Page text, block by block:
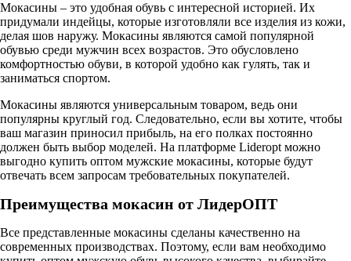
Мокасины – это удобная обувь с интересной историей. Их
придумали индейцы, которые изготовляли все изделия из кожи,
делая шов наружу. Мокасины являются самой популярной
обувью среди мужчин всех возрастов. Это обусловлено
комфортностью обуви, в которой удобно как гулять, так и
заниматься спортом.
Мокасины являются универсальным товаром, ведь они
популярны круглый год. Следовательно, если вы хотите, чтобы
ваш магазин приносил прибыль, на его полках постоянно
должен быть выбор моделей. На платформе Lideropt можно
выгодно купить оптом мужские мокасины, которые будут
отвечать всем запросам требовательных покупателей.
Преимущества мокасин от ЛидерОПТ
Все представленные мокасины сделаны качественно на
современных производствах. Поэтому, если вам необходимо